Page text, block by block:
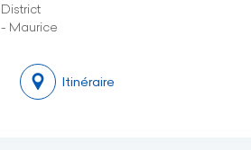
Maurice
Itinéraire